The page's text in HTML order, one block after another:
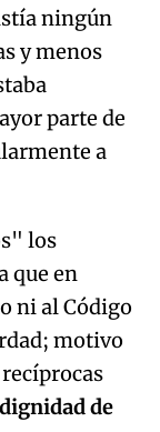
ningún
y menos
parte de
a
los
que en
ni al Código
motivo
de